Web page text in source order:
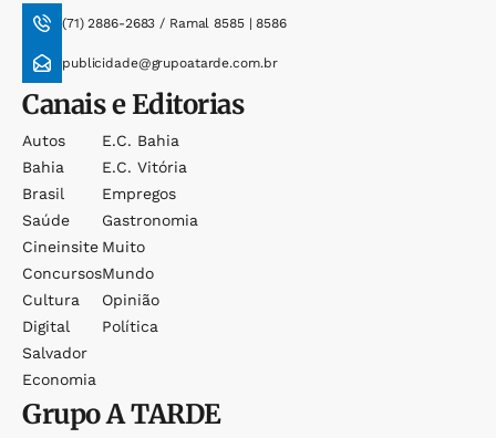
(71) 2886-2683 / Ramal 8585 | 8586
publicidade@grupoatarde.com.br
Canais e Editorias
Autos
Bahia
Brasil
Saúde
Cineinsite
Concursos
Cultura
Digital
Salvador
Economia
E.c. Bahia
E.c. Vitória
Empregos
Gastronomia
Muito
Mundo
Opinião
Política
GrupoA TARDE